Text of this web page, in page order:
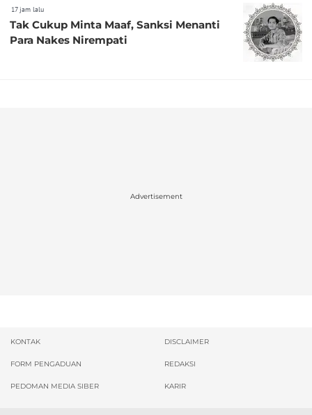
17 jam lalu
Tak Cukup Minta Maaf, Sanksi Menanti
Para Nakes Nirempati
Advertisement
KONTAK DISCLAIMER
FORM PENGADUAN REDAKSI
PEDOMAN MEDIA SIBER KARIR